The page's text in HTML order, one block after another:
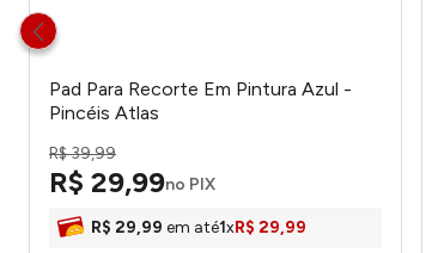
Pad Para Recorte Em Pintura Azul -
Pincéis Atlas
R$39,99
R$ 29,99no PIX
R$ 29,99 em até1xR$ 29,99